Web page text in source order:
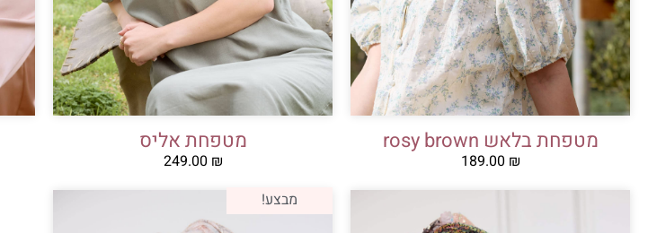
מטפחת בלאש rosy brown
189.00 ₪
מטפחת אליס
249.00 ₪
מבצע!